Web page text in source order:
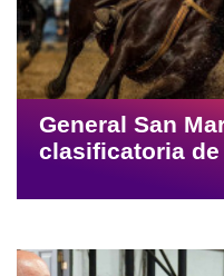
General San
clasificatoria de